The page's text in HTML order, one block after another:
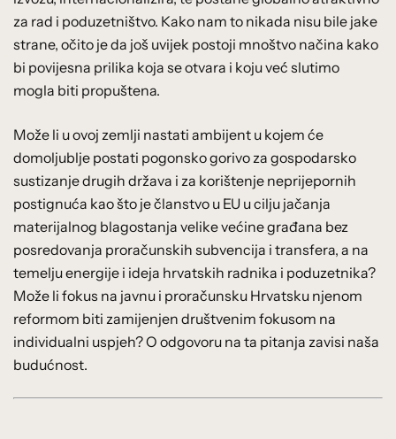
za rad i poduzetništvo. Kako nam to nikada nisu bile jake
strane, očito je da još uvijek postoji mnoštvo načina kako
bi povijesna prilika koja se otvara i koju već slutimo
mogla biti propuštena.
Može li u ovoj zemlji nastati ambijent u kojem će
domoljublje postati pogonsko gorivo za gospodarsko
sustizanje drugih država i za korištenje neprijepornih
postignuća kao što je članstvo u EU u cilju jačanja
materijalnog blagostanja velike većine građana bez
posredovanja proračunskih subvencija i transfera, a na
temelju energije i ideja hrvatskih radnika i poduzetnika?
Može li fokus na javnu i proračunsku Hrvatsku njenom
reformom biti zamijenjen društvenim fokusom na
individualni uspjeh? O odgovoru na ta pitanja zavisi naša
budućnost.